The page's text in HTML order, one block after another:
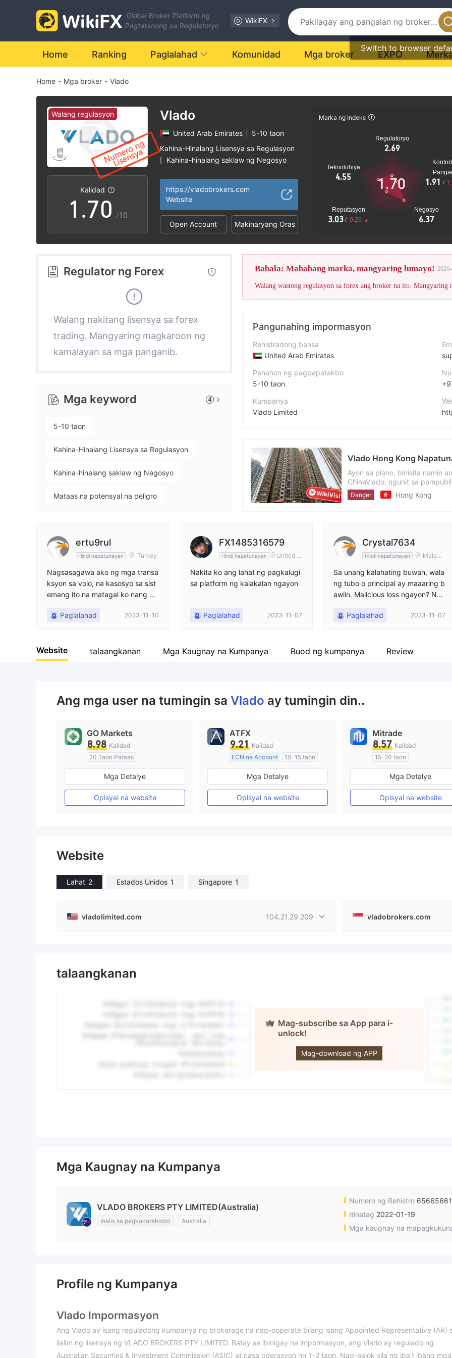
Global Broker Platform ng
Pagtatanong sa Regulatoryo
WikiFX
Switch to browser
Home Ranking Paglalahad Komunidad Mga broker EXPO
Home - Mga broker - Vlado
Walang regulasyon
Kalidad
0
1
2
3
5
6
8
9
.
1
2
3
4
5
6
7
8
9
0
1
2
4
5
7
8
9
/10
Vlado
United Arab Emirates
5-10 taon
Kahina-Hinalang Lisensya sa Regulasyon
Kahina-hinalang saklaw ng Negosyo
https://vladobrokers.com
Website
Open Account Makinaryang Oras
Marka ng Indeks
Regulatoryo
2.69
Teknolohiya
4.55
Reputasyon
3.03 / 0.26
Negosyo
6.37
1.91 /
1.70
Ang
Regulator ng Forex
Walang nakitang lisensya sa forex
trading. Mangyaring magkaroon ng
kamalayan sa mga panganib.
Mga keyword 4
5-10 taon
Kahina-Hinalang Lisensya sa Regulasyon
Kahina-hinalang saklaw ng Negosyo
Mataas na potensyal na peligro
Babala: Mababang marka, mangyaring lumayo!
Walang wastong regulasyon sa forex ang broker na ito. Mangyaring
Pangunahing impormasyon
Rehistradong bansa
United Arab Emirates
Panahon ng pagpapatakbo
5-10 taon
Kumpanya
Vlado Limited
empleyado ng kumpanya
--
Vlado Hong Kong
Ayon sa plano, binisita namin
ChinaVlado, ngunit sa
namin nakita ang pangalan ng
nagpapahiwatig na ang broker
Danger Hong Kong
ertu9rul
Hindi napatunayan Turkey
Nagsasagawa ako ng mga transa
ksyon sa volo, na kasosyo sa sist
emang ito na matagal ko nang pi
lang akong naghihintay. Gusto ko
Paglalahad 2023-11-10
FX1485316579
Hindi napatunayan
United A
ates
Nakita ko ang lahat ng pagkalugi
sa platform ng kalakalan ngayon
Paglalahad 2023-11-07
Crystal7634
Hindi napatunayan
Malaysi
Sa unang kalahating buwan, wala
ng tubo o principal ay maaaring b
awiin. Malicious loss ngayon? Nag
Paglalahad
2023-11-07
Website talaangkanan Mga Kaugnay na Kumpanya Buod ng kumpanya Review
Ang mga user na tumingin sa Vlado ay tumingin din..
GO Markets
8.98 Kalidad
20 Taon Pataas
Kinokontrol sa Australia
Paggawa ng Market (MM)
cTrader
Mga Detalye
Opisyal na website
ATFX
9.21 Kalidad
ECN na Account
10-15 taon
Kinokontrol sa Australia
Paggawa ng Market (MM)
Pangunahing label na MT4
Mga Detalye
Opisyal na website
Mitrade
8.57 Kalidad
15-20 taon
Kinokontrol sa Australia
Paggawa ng Market (MM)
Pansariling pagsasaliksik
Mga Detalye
Opisyal na website
Website
Lahat 2 Estados Unidos 1 Singapore 1
vladolimited.com 104.21.29.209 vladobrokers.com
talaangkanan
Mag-subscribe sa App para i-
unlock!
Mag-download ng APP
Mga Kaugnay na Kumpanya
VLADO BROKERS PTY LIMITED(Australia)
Inalis sa pagkakarehistro Australia
Numero ng Rehistro
Itinatag 2022-01-19
Mga kaugnay na
Profile ng Kumpanya
Vlado Impormasyon
Ang Vlado ay isang reguladong kumpanya ng brokerage na nag-ooperate bilang isang Appointed Representative (AR)
ilalim ng lisensya ng VLADO BROKERS PTY LIMITED. Batay sa ibinigay na impormasyon, ang Vlado ay regulado ng
Australian Securities & Investment Commission (ASIC) at nasa operasyon ng 1-2 taon. Nag-aalok sila ng iba't ibang mga